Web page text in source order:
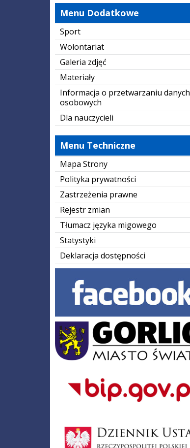
Menu Dodatkowe
Sport
Wolontariat
Galeria zdjęć
Materiały
Informacja o przetwarzaniu danych
osobowych
Dla nauczycieli
Menu Techniczne
Mapa Strony
Polityka prywatności
Zastrzeżenia prawne
Rejestr zmian
Tłumacz języka migowego
Statystyki
Deklaracja dostępności